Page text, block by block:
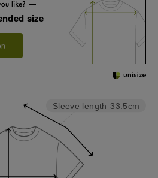
size
Sleeve length 33.5cm